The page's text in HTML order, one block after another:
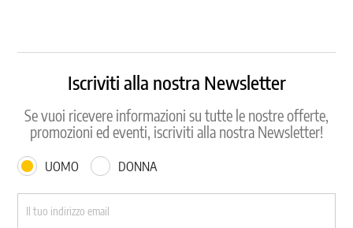
Iscriviti alla nostra Newsletter
Se vuoi ricevere informazioni su tutte le nostre offerte,
promozioni ed eventi, iscriviti alla nostra Newsletter!
UOMO DONNA